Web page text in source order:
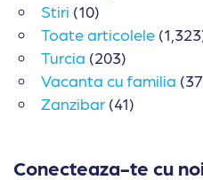
Stiri (10)
Toate articolele
Turcia (203)
Vacanta cu familia
Zanzibar (41)
Conecteaza-te cu